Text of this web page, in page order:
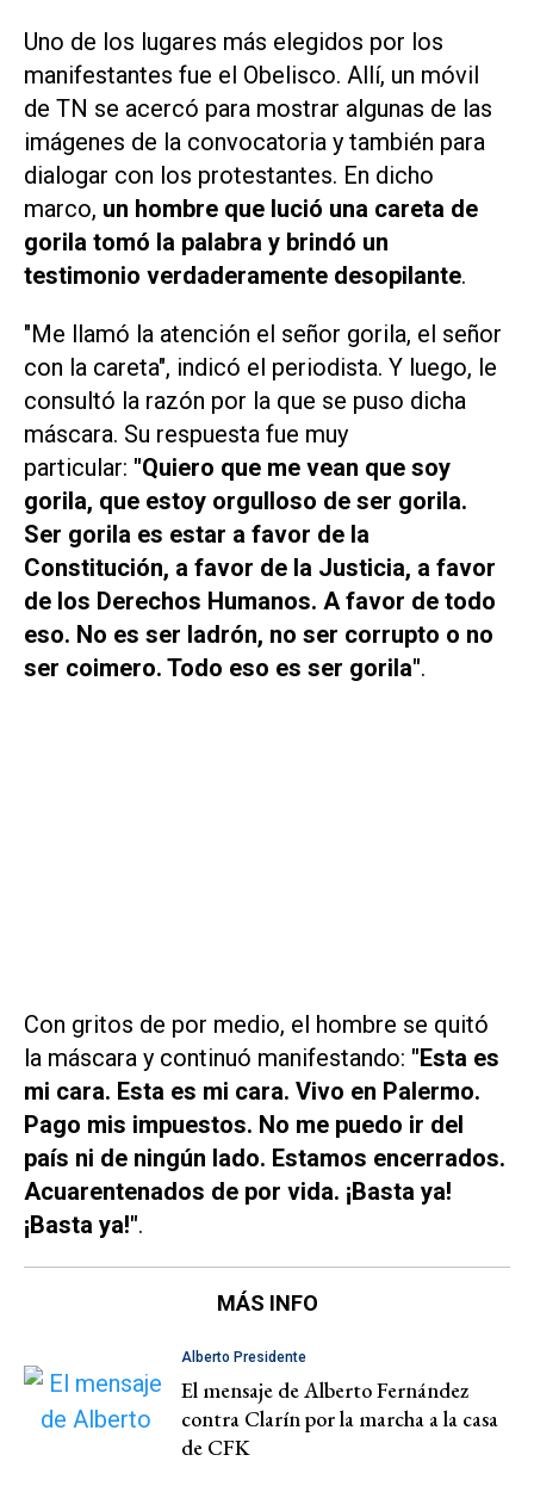
Uno de los lugares más elegidos por los
manifestantes fue el Obelisco. Allí, un móvil
de TN se acercó para mostrar algunas de las
imágenes de la convocatoria y también para
dialogar con los protestantes. En dicho
marco, un hombre que lució una careta de
gorila tomó la palabra y brindó un
testimonio verdaderamente desopilante.
"Me llamó la atención el señor gorila, el señor
con la careta", indicó el periodista. Y luego, le
consultó la razón por la que se puso dicha
máscara. Su respuesta fue muy
particular: "Quiero que me vean que soy
gorila, que estoy orgulloso de ser gorila.
Ser gorila es estar a favor de la
Constitución, a favor de la Justicia, a favor
de los Derechos Humanos. A favor de todo
eso. No es ser ladrón, no ser corrupto o no
ser coimero. Todo eso es ser gorila".
Con gritos de por medio, el hombre se quitó
la máscara y continuó manifestando: "Esta es
mi cara. Esta es mi cara. Vivo en Palermo.
Pago mis impuestos. No me puedo ir del
país ni de ningún lado. Estamos encerrados.
Acuarentenados de por vida. ¡Basta ya!
¡Basta ya!".
MÁS INFO
Alberto Presidente
El mensaje de Alberto Fernández
contra Clarín por la marcha a la casa
de CFK